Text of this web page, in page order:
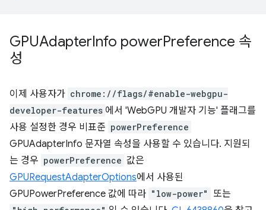
GPUAdapterInfo powerPreference 속
성
이제 사용자가 chrome://flags/#enable-webgpu-
developer-features 에서 'WebGPU 개발자 기능' 플래그를
사용 설정한 경우 비표준 powerPreference
GPUAdapterInfo 문자열 속성을 사용할 수 있습니다. 지원되
는 경우 powerPreference 값은
GPURequestAdapterOptions에서 사용된
GPUPowerPreference 값에 따라 "low-power" 또는